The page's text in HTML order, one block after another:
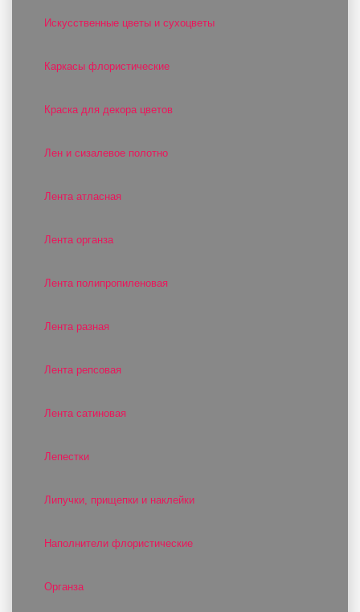
Искусственные цветы и сухоцветы
Каркасы флористические
Краска для декора цветов
Лен и сизалевое полотно
Лента атласная
Лента органза
Лента полипропиленовая
Лента разная
Лента репсовая
Лента сатиновая
Лепестки
Липучки, прищепки и наклейки
Наполнители флористические
Органза